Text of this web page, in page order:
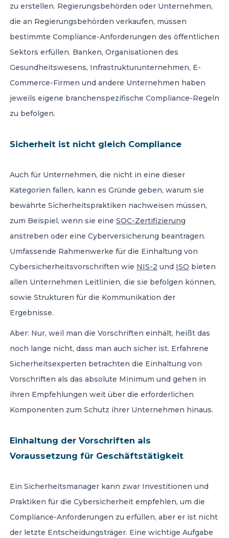
zu erstellen. Regierungsbehörden oder Unternehmen,
die an Regierungsbehörden verkaufen, müssen
bestimmte Compliance-Anforderungen des öffentlichen
Sektors erfüllen. Banken, Organisationen des
Gesundheitswesens, Infrastrukturunternehmen, E-
Commerce-Firmen und andere Unternehmen haben
jeweils eigene branchenspezifische Compliance-Regeln
zu befolgen.
Sicherheit ist nicht gleich Compliance
Auch für Unternehmen, die nicht in eine dieser
Kategorien fallen, kann es Gründe geben, warum sie
bewährte Sicherheitspraktiken nachweisen müssen,
zum Beispiel, wenn sie eine SOC-Zertifizierung
anstreben oder eine Cyberversicherung beantragen.
Umfassende Rahmenwerke für die Einhaltung von
Cybersicherheitsvorschriften wie NIS-2 und ISO bieten
allen Unternehmen Leitlinien, die sie befolgen können,
sowie Strukturen für die Kommunikation der
Ergebnisse.
Aber: Nur, weil man die Vorschriften einhält, heißt das
noch lange nicht, dass man auch sicher ist. Erfahrene
Sicherheitsexperten betrachten die Einhaltung von
Vorschriften als das absolute Minimum und gehen in
ihren Empfehlungen weit über die erforderlichen
Komponenten zum Schutz ihrer Unternehmen hinaus.
Einhaltung der Vorschriften als
Voraussetzung für Geschäftstätigkeit
Ein Sicherheitsmanager kann zwar Investitionen und
Praktiken für die Cybersicherheit empfehlen, um die
Compliance-Anforderungen zu erfüllen, aber er ist nicht
der letzte Entscheidungsträger. Eine wichtige Aufgabe